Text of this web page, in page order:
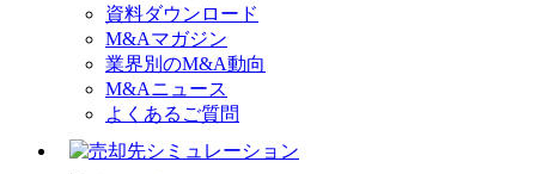
資料ダウンロード
M&Aマガジン
業界別のM&A動向
M&Aニュース
よくあるご質問